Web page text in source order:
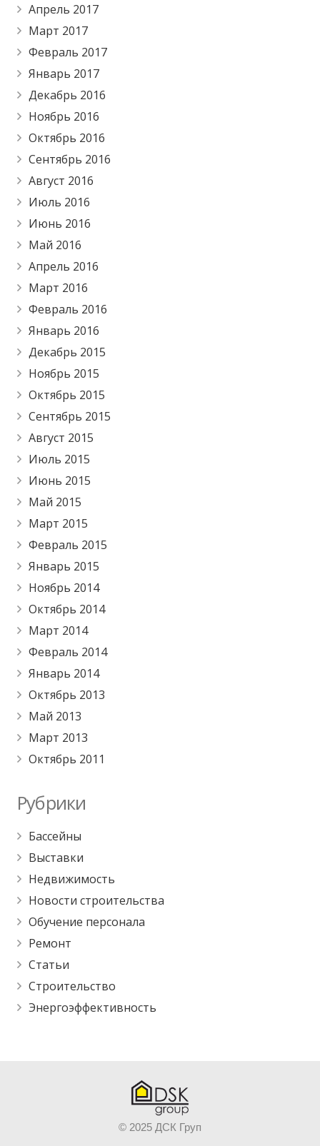
Апрель 2017
Март 2017
Февраль 2017
Январь 2017
Декабрь 2016
Ноябрь 2016
Октябрь 2016
Сентябрь 2016
Август 2016
Июль 2016
Июнь 2016
Май 2016
Апрель 2016
Март 2016
Февраль 2016
Январь 2016
Декабрь 2015
Ноябрь 2015
Октябрь 2015
Сентябрь 2015
Август 2015
Июль 2015
Июнь 2015
Май 2015
Март 2015
Февраль 2015
Январь 2015
Ноябрь 2014
Октябрь 2014
Март 2014
Февраль 2014
Январь 2014
Октябрь 2013
Май 2013
Март 2013
Октябрь 2011
Рубрики
Бассейны
Выставки
Недвижимость
Новости строительства
Обучение персонала
Ремонт
Статьи
Строительство
Энергоэффективность
© 2025 ДСК Груп